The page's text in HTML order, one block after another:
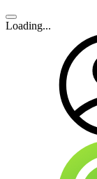
Loading...